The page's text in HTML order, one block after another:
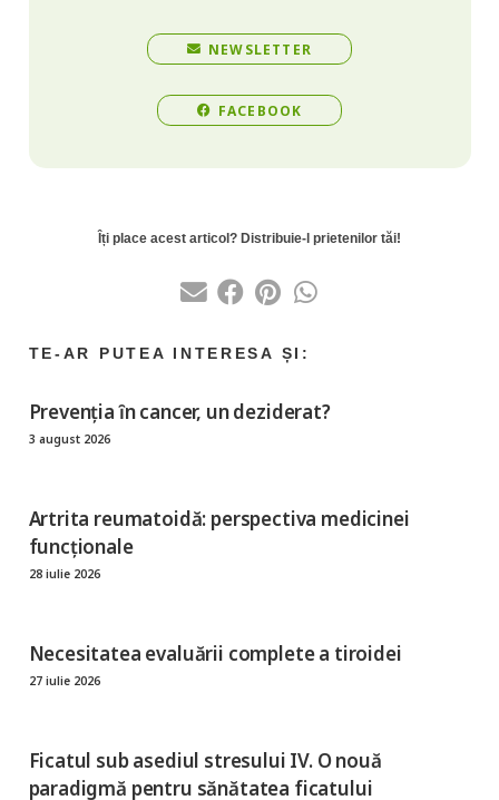
Prevenția ȋn cancer, un deziderat?
3 august 2026
Artrita reumatoidă: perspectiva medicinei
funcționale
28 iulie 2026
Necesitatea evaluării complete a tiroidei
27 iulie 2026
Ficatul sub asediul stresului IV. O nouă
paradigmă pentru sănătatea ficatului
NEWSLETTER
FACEBOOK